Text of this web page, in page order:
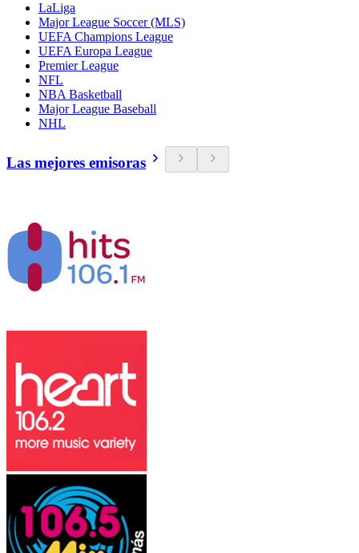
LaLiga
Major League Soccer (MLS)
UEFA Champions League
UEFA Europa League
Premier League
NFL
NBA Basketball
Major League Baseball
NHL
Las mejores emisoras